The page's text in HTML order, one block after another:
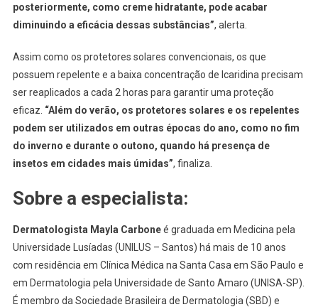
posteriormente, como creme hidratante, pode acabar
diminuindo a eficácia dessas substâncias”, alerta.
Assim como os protetores solares convencionais, os que
possuem repelente e a baixa concentração de Icaridina precisam
ser reaplicados a cada 2 horas para garantir uma proteção
eficaz. “Além do verão, os protetores solares e os repelentes
podem ser utilizados em outras épocas do ano, como no fim
do inverno e durante o outono, quando há presença de
insetos em cidades mais úmidas”, finaliza.
Sobre a especialista:
Dermatologista Mayla Carboneé graduada em Medicina pela
Universidade Lusíadas (UNILUS – Santos) há mais de 10 anos
com residência em Clínica Médica na Santa Casa em São Paulo e
em Dermatologia pela Universidade de Santo Amaro (UNISA-SP).
É membro da Sociedade Brasileira de Dermatologia (SBD) e